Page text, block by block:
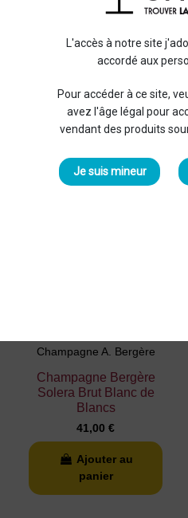
L'accès à notre site
accordé aux
Pour accéder à ce site,
avez l'âge légal pour
vendant des produits
Je suis mineur
Bergère
Champagne Bergère
43,90 €
Ajouter au
Champagne A. Bergère
Champagne Bergère
Solera Brut Blanc de
Blancs
41,00 €
Ajouter au
panier